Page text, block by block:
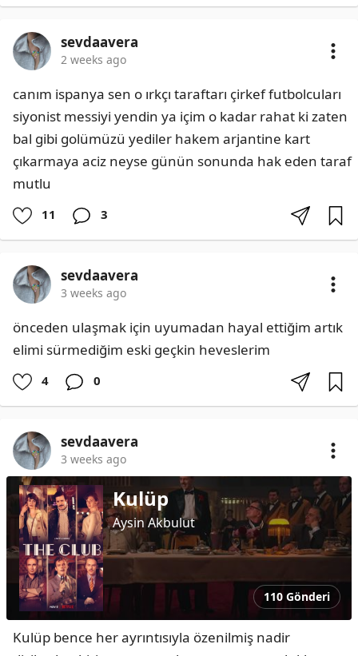
sevdaavera
2 weeks ago
canım ispanya sen o ırkçı taraftarı çirkef futbolcuları
siyonist messiyi yendin ya içim o kadar rahat ki zaten
bal gibi golümüzü yediler hakem arjantine kart
çıkarmaya aciz neyse günün sonunda hak eden taraf
mutlu
11 3
sevdaavera
3 weeks ago
önceden ulaşmak için uyumadan hayal ettiğim artık
elimi sürmediğim eski geçkin heveslerim
4 0
sevdaavera
3 weeks ago
Kulüp
Aysin Akbulut
110 Gönderi
Kulüp bence her ayrıntısıyla özenilmiş nadir